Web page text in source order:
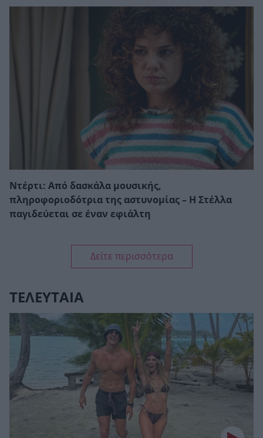
Ντέρτι: Από δασκάλα μουσικής,
πληροφοριοδότρια της αστυνομίας – Η Στέλλα
παγιδεύεται σε έναν εφιάλτη
Δείτε περισσότερα
ΤΕΛΕΥΤΑΙΑ